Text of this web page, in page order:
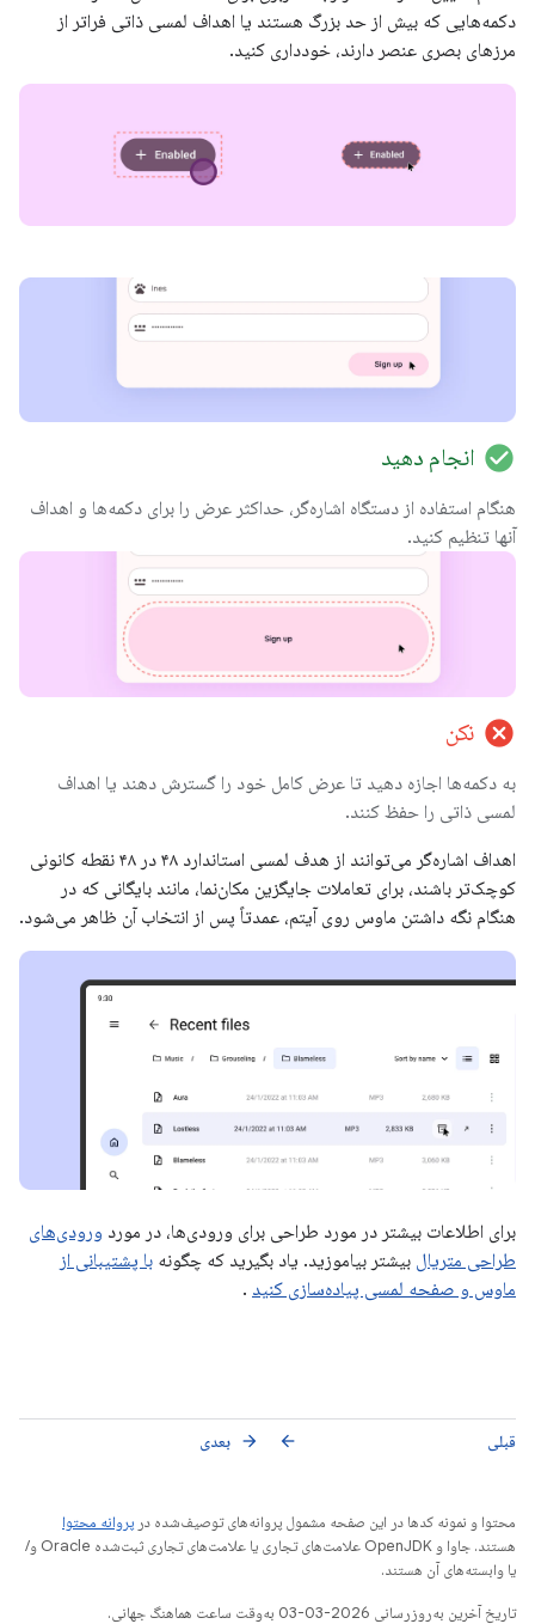
دکمه‌هایی که بیش از حد بزرگ هستند یا اهداف لمسی ذاتی فراتر از
مرزهای بصری عنصر دارند، خودداری کنید.
check_circle انجام دهید
هنگام استفاده از دستگاه اشاره‌گر، حداکثر عرض را برای دکمه‌ها و اهداف
آنها تنظیم کنید.
cancel نکن
به دکمه‌ها اجازه دهید تا عرض کامل خود را گسترش دهند یا اهداف
لمسی ذاتی را حفظ کنند.
اهداف اشاره‌گر می‌توانند از هدف لمسی استاندارد ۴۸ در ۴۸ نقطه کانونی
کوچک‌تر باشند، برای تعاملات جایگزین مکان‌نما، مانند بایگانی که در
هنگام نگه داشتن ماوس روی آیتم، عمدتاً پس از انتخاب آن ظاهر می‌شود.
برای اطلاعات بیشتر در مورد طراحی برای ورودی‌ها، در مورد ورودی‌های
طراحی متریال بیشتر بیاموزید. یاد بگیرید که چگونه با پشتیبانی از
ماوس و صفحه لمسی پیاده‌سازی کنید .
قبلی arrow_back بعدی arrow_forward
محتوا و نمونه کدها در این صفحه مشمول پروانه‌های توصیف‌شده در پروانه محتوا
هستند. جاوا و OpenJDK علامت‌های تجاری یا علامت‌های تجاری ثبت‌شده Oracle و/
یا وابسته‌های آن هستند.
تاریخ آخرین به‌روزرسانی 2026-03-03 به‌وقت ساعت هماهنگ جهانی.